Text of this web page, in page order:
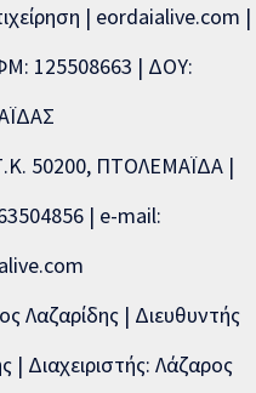
| eordaialive.com |
125508663 | ΔΟΥ:
50200, ΠΤΟΛΕΜΑΪΔΑ |
| e-mail:
Λαζαρίδης | Διευθυντής
| Διαχειριστής: Λάζαρος